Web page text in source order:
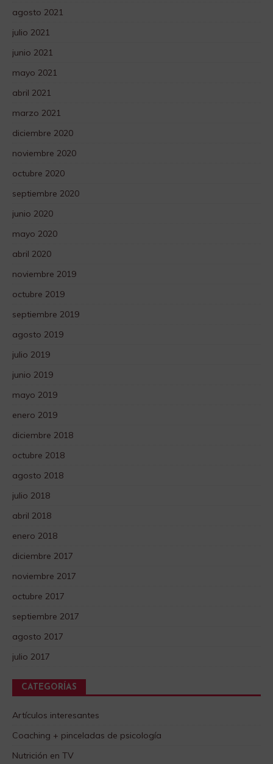
agosto 2021
julio 2021
junio 2021
mayo 2021
abril 2021
marzo 2021
diciembre 2020
noviembre 2020
octubre 2020
septiembre 2020
junio 2020
mayo 2020
abril 2020
noviembre 2019
octubre 2019
septiembre 2019
agosto 2019
julio 2019
junio 2019
mayo 2019
enero 2019
diciembre 2018
octubre 2018
agosto 2018
julio 2018
abril 2018
enero 2018
diciembre 2017
noviembre 2017
octubre 2017
septiembre 2017
agosto 2017
julio 2017
CATEGORÍAS
Artículos interesantes
Coaching + pinceladas de psicología
Nutrición en TV